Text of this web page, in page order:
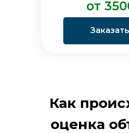
Заказать
от
Как
оценка